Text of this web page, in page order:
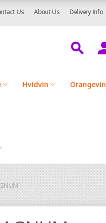
Delivery Info
About Us
Us
Hvidvin Orangevin